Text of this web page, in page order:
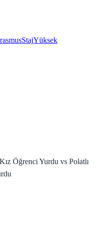
StajYüksek
Öğrenci Yurdu vs Polatlı